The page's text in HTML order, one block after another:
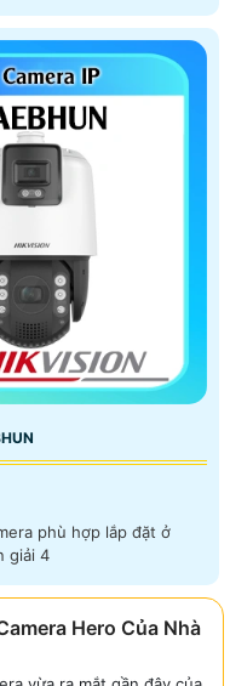
phù hợp lắp đặt ở
giải 4
Hero Của Nhà